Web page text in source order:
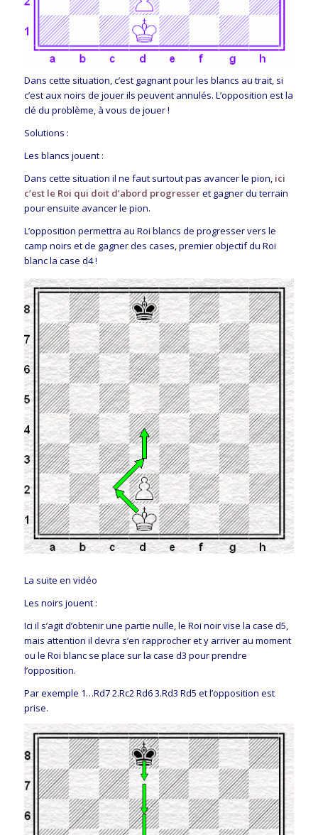
Dans cette situation, c’est gagnant pour les blancs au trait, si
c’est aux noirs de jouer ils peuvent annulés. L’opposition est la
clé du problème, à vous de jouer !
Solutions :
Les blancs jouent :
Dans cette situation il ne faut surtout pas avancer le pion, ici
c’est le Roi qui doit d’abord progresseret gagner du terrain
pour ensuite avancer le pion.
L’opposition permettra au Roi blancs de progresser vers le
camp noirs et de gagner des cases, premier objectif du Roi
blanc la case d4 !
La suite en vidéo
Les noirs jouent :
Ici il s’agit d’obtenir une partie nulle, le Roi noir vise la case d5,
mais attention il devra s’en rapprocher et y arriver au moment
ou le Roi blanc se place sur la case d3 pour prendre
l’opposition.
Par exemple 1…Rd7 2.Rc2 Rd6 3.Rd3 Rd5 et l’opposition est
prise.